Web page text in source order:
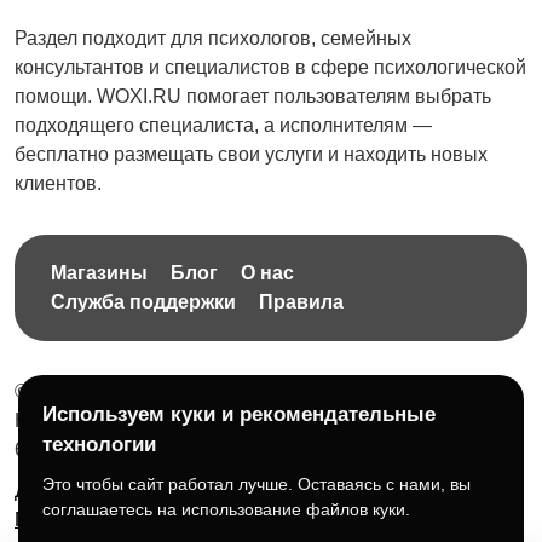
Раздел подходит для психологов, семейных
консультантов и специалистов в сфере психологической
помощи. WOXI.RU помогает пользователям выбрать
подходящего специалиста, а исполнителям —
бесплатно размещать свои услуги и находить новых
клиентов.
Магазины Блог
О нас
Служба поддержки
Правила
© 2026 Бесплатная доска объявлений без ограничений
НПД Краснорудская Анастасия Игоревна, ИНН:
614404606809
Документы и правила платформы
Для бизнеса
Партнёрам
Roadmap ☕ Поддержать проект
Используем куки и рекомендательные
технологии
Это чтобы сайт работал лучше. Оставаясь с нами, вы
соглашаетесь на использование файлов куки.